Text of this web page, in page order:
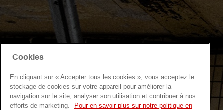
Cookies
En cliquant sur « Accepter tous les cookies », vous acceptez le
stockage de cookies sur votre appareil pour améliorer la
navigation sur le site, analyser son utilisation et contribuer à nos
efforts de marketing.
Pour en savoir plus sur notre politique en